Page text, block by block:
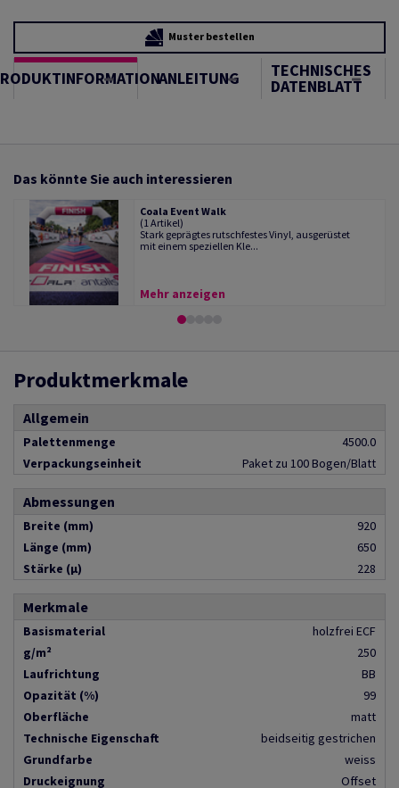
Muster bestellen
ANLEITUNG TECHNISCHES
DATENBLATT
Das könnte Sie auch interessieren
Coala Event Walk
(1 Artikel)
Stark geprägtes rutschfestes Vinyl, ausgerüstet
mit einem speziellen Kle...
Mehr anzeigen
Produktmerkmale
Allgemein
Palettenmenge
4500.0
Verpackungseinheit
Paket zu 100 Bogen/Blatt
Abmessungen
Breite (mm)
920
Länge (mm)
650
Stärke (µ)
228
Merkmale
Basismaterial
holzfrei ECF
g/m²
250
Laufrichtung
BB
Opazität (%)
99
Oberfläche
matt
Technische Eigenschaft
beidseitig gestrichen
Grundfarbe
weiss
Druckeignung
Offset